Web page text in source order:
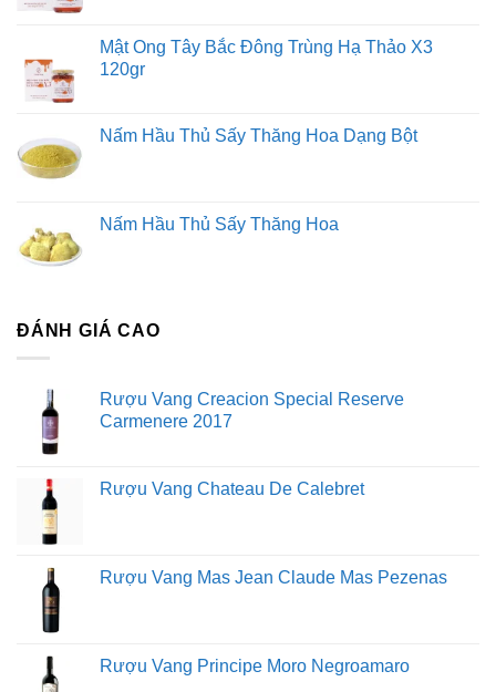
Mật Ong Tây Bắc Đông Trùng Hạ Thảo X3
120gr
Nấm Hầu Thủ Sấy Thăng Hoa Dạng Bột
Nấm Hầu Thủ Sấy Thăng Hoa
ĐÁNH GIÁ CAO
Rượu Vang Creacion Special Reserve
Carmenere 2017
Rượu Vang Chateau De Calebret
Rượu Vang Mas Jean Claude Mas Pezenas
Rượu Vang Principe Moro Negroamaro